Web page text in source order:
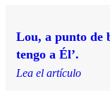
Lou, a punto de
tengo a Él’.
Lea el artículo